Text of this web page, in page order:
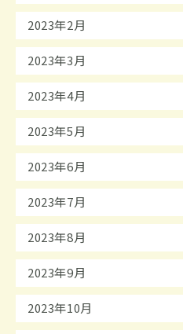
2023年2月
2023年3月
2023年4月
2023年5月
2023年6月
2023年7月
2023年8月
2023年9月
2023年10月